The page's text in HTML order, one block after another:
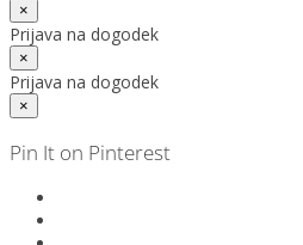
×
Prijava na dogodek
×
Prijava na dogodek
×
Pin It on Pinterest